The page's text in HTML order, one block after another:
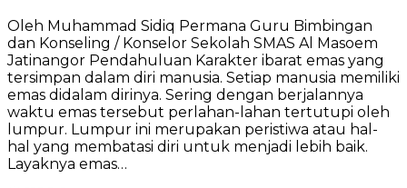
Oleh Muhammad Sidiq Permana Guru Bimbingan
dan Konseling / Konselor Sekolah SMAS Al Masoem
Jatinangor Pendahuluan Karakter ibarat emas yang
tersimpan dalam diri manusia. Setiap manusia memiliki
emas didalam dirinya. Sering dengan berjalannya
waktu emas tersebut perlahan-lahan tertutupi oleh
lumpur. Lumpur ini merupakan peristiwa atau hal-
hal yang membatasi diri untuk menjadi lebih baik.
Layaknya emas…